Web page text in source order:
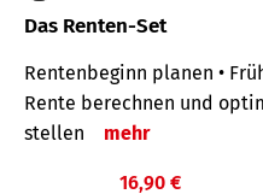
Das Renten-Set
Rentenbeginn planen •
Rente berechnen und
stellen
mehr
16,90 €